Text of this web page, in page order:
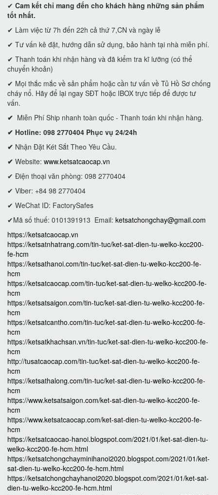
✔ Cam kết chỉ mang đến cho khách hàng những sản phẩm
tốt nhất.
✔ Làm việc từ 7h đến 22h cả thứ 7,CN và ngày lễ
✔ Tư vấn kê đặt, hướng dẫn sử dụng, bảo hành tại nhà miễn phí.
✔ Thanh toán khi nhận hàng và đã kiểm tra kĩ lưỡng (có thể
chuyển khoản)
✔ Mọi thắc mắc về sản phẩm hoặc cần tư vấn về Tủ Hồ Sơ chống
cháy nổ. Hãy để lại ngay SĐT hoặc IBOX trực tiếp để được tư
vấn.
✔ Miễn Phí Ship nhanh toàn quốc - Thanh toán khi nhận hàng.
✔ Hotline: 098 2770404 Phục vụ 24/24h
✔ Nhận Đặt Két Sắt Theo Yêu Cầu.
✔ Website: www.ketsatcaocap.vn
✔ Điện thoại văn phòng: 098 2770404
✔ Viber: +84 98 2770404
✔ WeChat ID: FactorySafes
✔Mã số thuế: 0101391913 Email: ketsatchongchay@gmail.com
https://ketsatcaocap.vn
https://ketsatnhatrang.com/tin-tuc/ket-sat-dien-tu-welko-kcc200-
fe-hcm
https://ketsathanoi.com/tin-tuc/ket-sat-dien-tu-welko-kcc200-fe-
hcm
https://ketsatcaocap.com/tin-tuc/ket-sat-dien-tu-welko-kcc200-fe-
hcm
https://ketsatsaigon.com/tin-tuc/ket-sat-dien-tu-welko-kcc200-fe-
hcm
https://ketsatcantho.com/tin-tuc/ket-sat-dien-tu-welko-kcc200-fe-
hcm
https://ketsatkhachsan.vn/tin-tuc/ket-sat-dien-tu-welko-kcc200-fe-
hcm
http://tusatcaocap.com/tin-tuc/ket-sat-dien-tu-welko-kcc200-fe-
hcm
https://ketsathalong.com/tin-tuc/ket-sat-dien-tu-welko-kcc200-fe-
hcm
https://www.ketsatsaigon.com/ket-sat-dien-tu-welko-kcc200-fe-
hcm
https://www.ketsatcaocap.com/ket-sat-dien-tu-welko-kcc200-fe-
hcm
https://ketsatcaocao-hanoi.blogspot.com/2021/01/ket-sat-dien-tu-
welko-kcc200-fe-hcm.html
https://ketsatchongchayminihanoi2020.blogspot.com/2021/01/ket-
sat-dien-tu-welko-kcc200-fe-hcm.html
https://ketsatchongchayhanoi2020.blogspot.com/2021/01/ket-sat-
dien-tu-welko-kcc200-fe-hcm.html